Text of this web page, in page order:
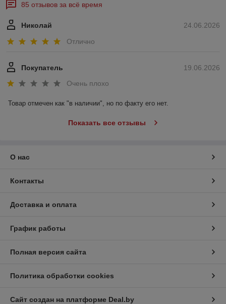
85 отзывов за всё время
24.06.2026
Николай
Отлично
19.06.2026
Покупатель
Очень плохо
Товар отмечен как "в наличии", но по факту его нет.
Показать все отзывы
О нас
Контакты
Доставка и оплата
График работы
Полная версия сайта
Политика обработки cookies
Сайт создан на платформе Deal.by